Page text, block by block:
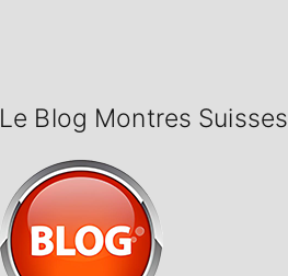
Le Blog Montres Suisses